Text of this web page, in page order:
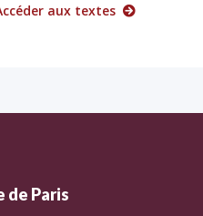
aux textes
de Paris